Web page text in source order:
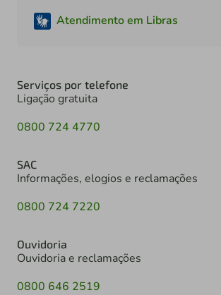
Atendimento em Libras
Serviços por telefone
Ligação gratuita
0800 724 4770
SAC
Informações, elogios e reclamações
0800 724 7220
Ouvidoria
Ouvidoria e reclamações
0800 646 2519